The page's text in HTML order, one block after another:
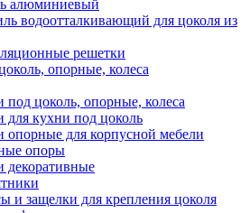
алюминиевый
водоотталкивающий для цоколя из
решетки
опорные, колеса
цоколь, опорные, колеса
кухни под цоколь
для корпусной мебели
опоры
и защелки для крепления цоколя